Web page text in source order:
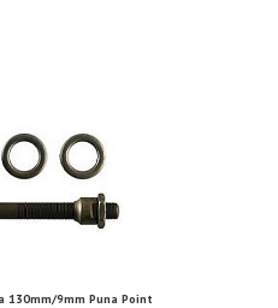
130mm/9mm Puna Point